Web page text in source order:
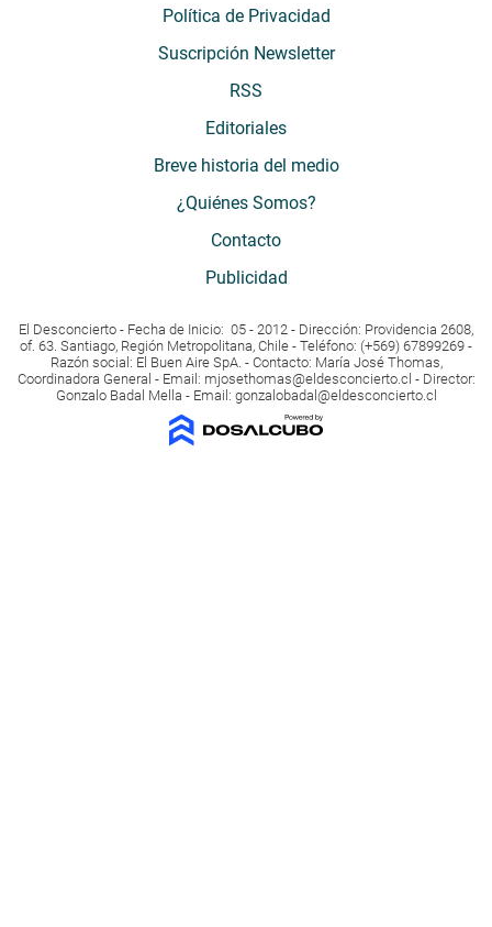
Política de Privacidad
Suscripción Newsletter
RSS
Editoriales
Breve historia del medio
¿Quiénes Somos?
Contacto
Publicidad
El Desconcierto - Fecha de Inicio: 05 - 2012 - Dirección: Providencia 2608,
of. 63. Santiago, Región Metropolitana, Chile - Teléfono: (+569) 67899269 -
Razón social: El Buen Aire SpA. - Contacto: María José Thomas,
Coordinadora General - Email: mjosethomas@eldesconcierto.cl - Director:
Gonzalo Badal Mella - Email: gonzalobadal@eldesconcierto.cl